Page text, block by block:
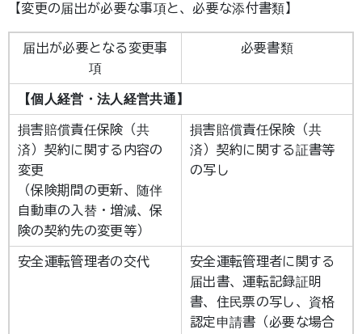
【変更の届出が必要な事項と、必要な添付書類】
届出が必要となる変更事
項
必要書類
【個人経営・法人経営共通】
損害賠償責任保険（共
済）契約に関する内容の
変更
（保険期間の更新、随伴
自動車の入替・増減、保
険の契約先の変更等）
損害賠償責任保険（共
済）契約に関する証書等
の写し
安全運転管理者の交代
安全運転管理者に関する
届出書、運転記録証明
書、住民票の写し、資格
認定申請書（必要な場合